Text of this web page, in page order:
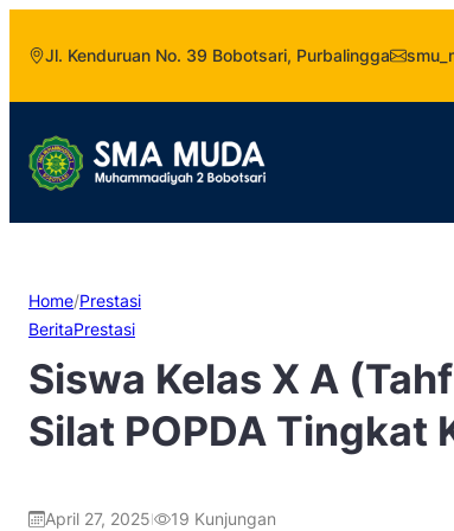
Jl. Kenduruan No. 39 Bobotsari, Purbalingga
Home/Prestasi
BeritaPrestasi
Siswa Kelas X A
Silat POPDA Tingkat
April 27, 2025 19 Kunjungan